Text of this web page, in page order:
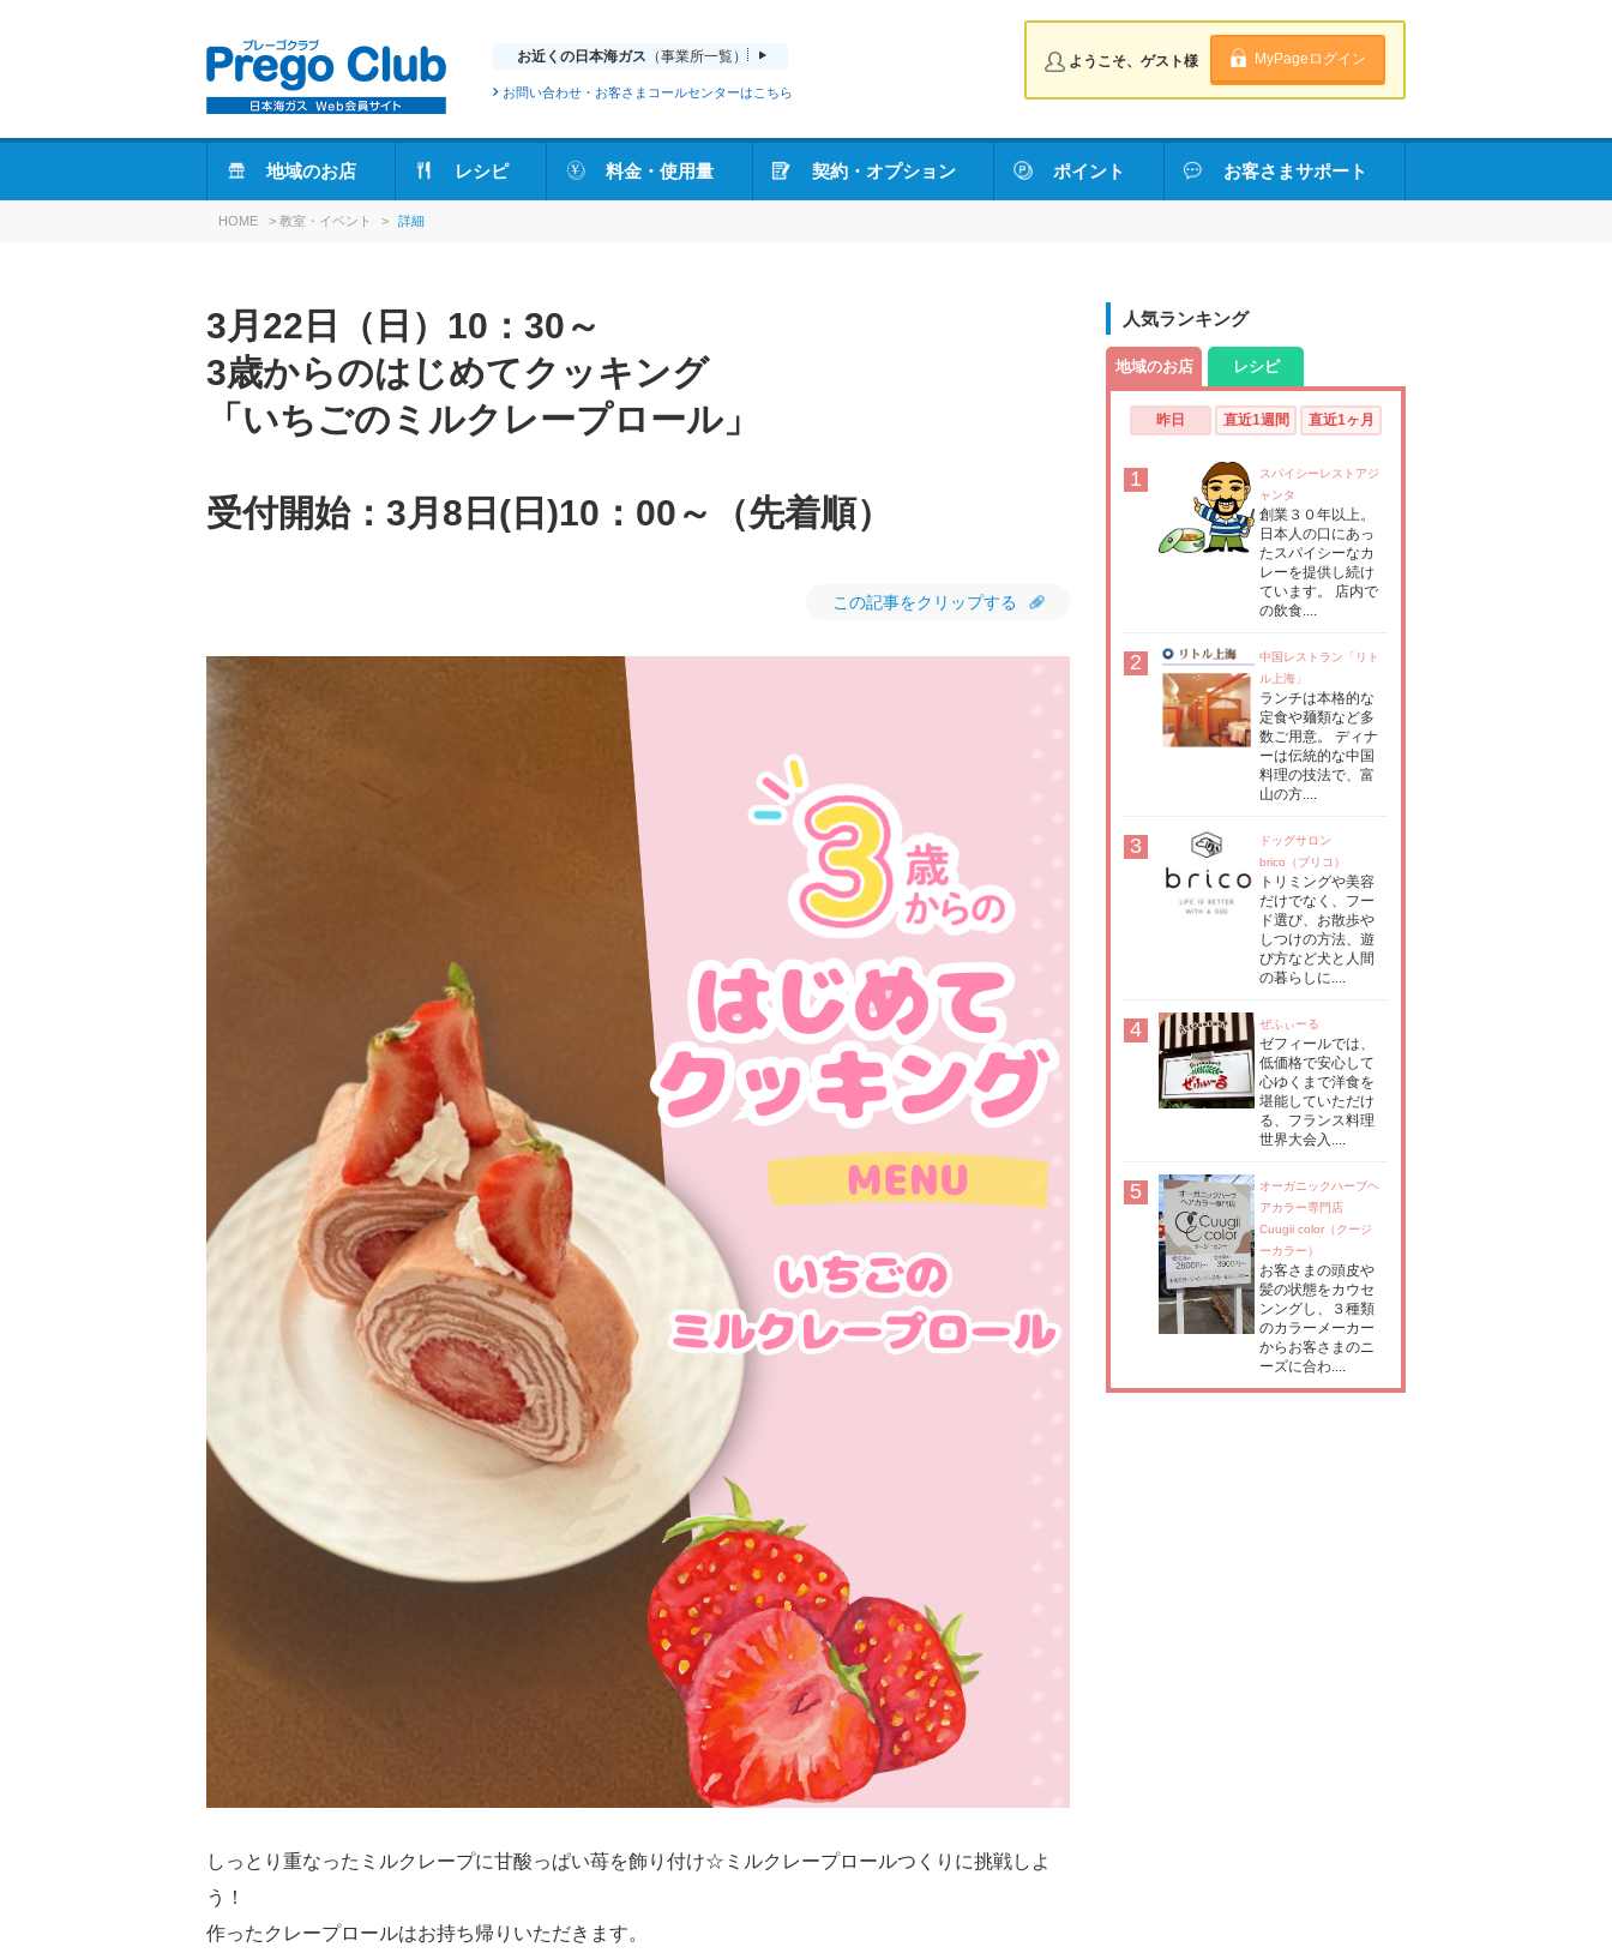
お近くの日本海ガス （事業所一覧）
お問い合わせ・お客さまコールセンターはこちら
ようこそ、ゲスト様 MyPageログイン
地域のお店 レシピ 料金・使用量 契約・オプション ポイント お客さまサポート
HOME > 教室・イベント > 詳細
3月22日（日）10：30～
3歳からのはじめてクッキング
「いちごのミルクレープロール」
受付開始：3月8日(日)10：00～（先着順）
この記事をクリップする
しっとり重なったミルクレープに甘酸っぱい苺を飾り付け☆ミルクレープロールつくりに挑戦しよ
う！
作ったクレープロールはお持ち帰りいただきます。
人気ランキング
地域のお店 レシピ
昨日 直近1週間 直近1ヶ月
1
スパイシーレストアジ
ャンタ
創業３０年以上。
日本人の口にあっ
たスパイシーなカ
レーを提供し続け
ています。 店内で
の飲食....
2
中国レストラン「リト
ル上海」
ランチは本格的な
定食や麺類など多
数ご用意。 ディナ
ーは伝統的な中国
料理の技法で、富
山の方....
3
ドッグサロン
brico（ブリコ）
トリミングや美容
だけでなく、フー
ド選び、お散歩や
しつけの方法、遊
び方など犬と人間
の暮らしに....
4 ぜふぃーる
ゼフィールでは、
低価格で安心して
心ゆくまで洋食を
堪能していただけ
る、フランス料理
世界大会入....
5
オーガニックハーブヘ
アカラー専門店
Cuugii color（クージ
ーカラー）
お客さまの頭皮や
髪の状態をカウセ
ンングし、３種類
のカラーメーカー
からお客さまのニ
ーズに合わ....